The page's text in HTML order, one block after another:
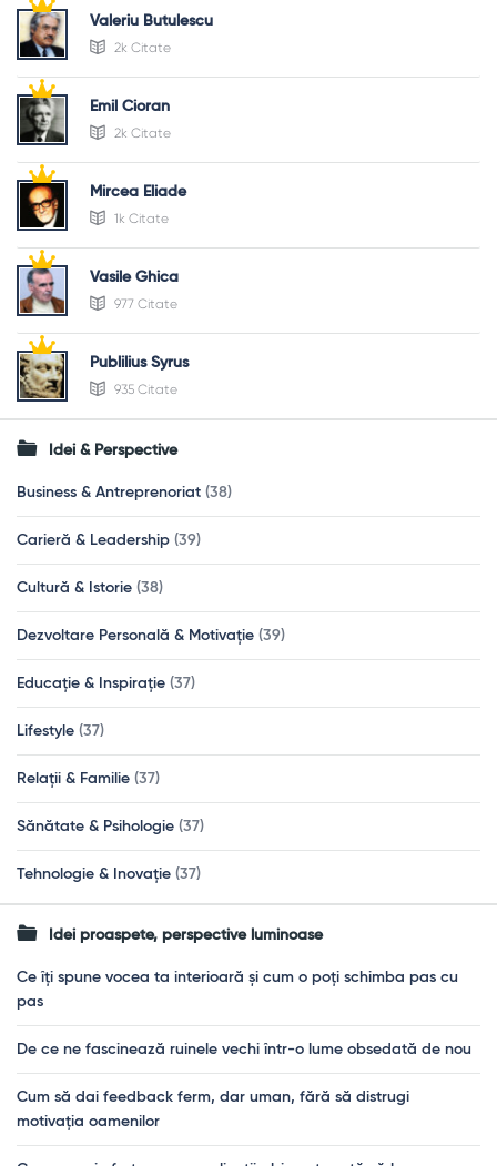
Valeriu Butulescu
2k Citate
Emil Cioran
2k Citate
Mircea Eliade
1k Citate
Vasile Ghica
977 Citate
Publilius Syrus
935 Citate
Idei & Perspective
Business & Antreprenoriat (38)
Carieră & Leadership (39)
Cultură & Istorie (38)
Dezvoltare Personală & Motivație (39)
Educație & Inspirație (37)
Lifestyle (37)
Relații & Familie (37)
Sănătate & Psihologie (37)
Tehnologie & Inovație (37)
Idei proaspete, perspective luminoase
Ce îți spune vocea ta interioară și cum o poți schimba pas cu
pas
De ce ne fascinează ruinele vechi într-o lume obsedată de nou
Cum să dai feedback ferm, dar uman, fără să distrugi
motivația oamenilor